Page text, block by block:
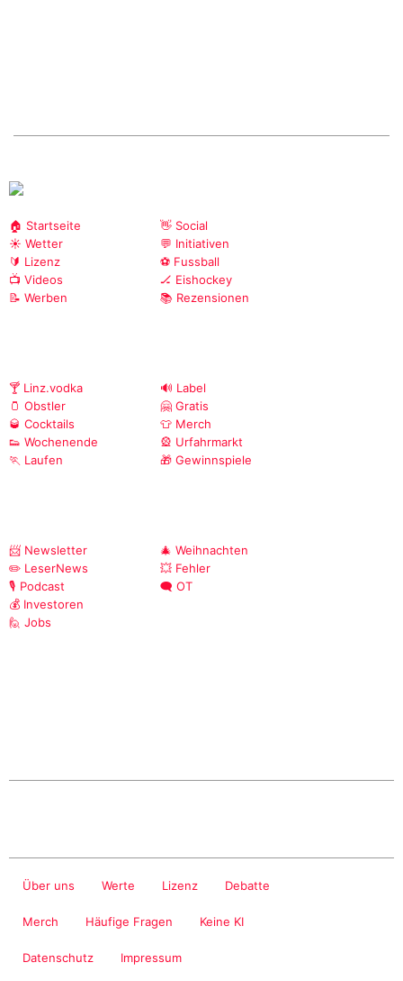
🏠 Startseite
☀️ Wetter
🔰 Lizenz
📺 Videos
📝 Werben
👋 Social
💬 Initiativen
⚽ Fussball
🏒 Eishockey
📚 Rezensionen
🍸 Linz.vodka
🫙 Obstler
🥃 Cocktails
👟 Wochenende
🏃 Laufen
🔊 Label
🤗 Gratis
👕 Merch
🎡 Urfahrmarkt
🎁 Gewinnspiele
📨 Newsletter
✏️ LeserNews
🎙️ Podcast
💰 Investoren
🙋 Jobs
🎄 Weihnachten
💥 Fehler
🗨️ OT
Über uns Werte Lizenz Debatte
Merch Häufige Fragen Keine KI
Datenschutz Impressum